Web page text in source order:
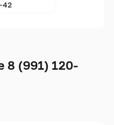
42
8 (991) 120-